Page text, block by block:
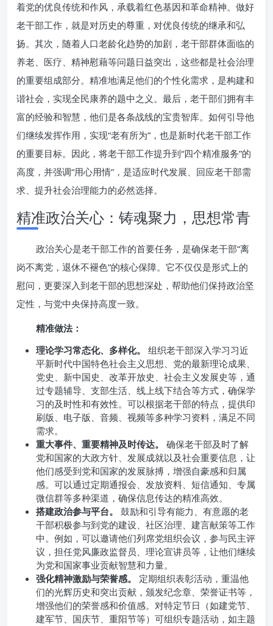
着党的优良传统和作风，承载着红色基因和革命精神。做好
老干部工作，就是对历史的尊重，对优良传统的继承和弘
扬。其次，随着人口老龄化趋势的加剧，老干部群体面临的
养老、医疗、精神慰藉等问题日益突出，这些都是社会治理
的重要组成部分。精准地满足他们的个性化需求，是构建和
谐社会，实现全民康养的题中之义。最后，老干部们拥有丰
富的经验和智慧，他们是各条战线的宝贵智库。如何引导他
们继续发挥作用，实现“老有所为”，也是新时代老干部工作
的重要目标。因此，将老干部工作提升到“四个精准服务”的
高度，并强调“用心用情”，是适应时代发展、回应老干部需
求、提升社会治理能力的必然选择。
精准政治关心：铸魂聚力，思想常青
政治关心是老干部工作的首要任务，是确保老干部“离
岗不离党，退休不褪色”的核心保障。它不仅仅是形式上的
慰问，更要深入到老干部的思想深处，帮助他们保持政治坚
定性，与党中央保持高度一致。
精准做法：
理论学习常态化、多样化。
组织老干部深入学习习近
平新时代中国特色社会主义思想、党的最新理论成果、
党史、新中国史、改革开放史、社会主义发展史等，通
过专题辅导、支部生活、线上线下结合等方式，确保学
习的及时性和有效性。可以根据老干部的特点，提供印
刷版、电子版、音频、视频等多种学习资料，满足不同
需求。
重大事件、重要精神及时传达。
确保老干部及时了解
党和国家的大政方针、发展成就以及社会重要信息，让
他们感受到党和国家的发展脉搏，增强自豪感和归属
感。可以通过定期通报会、发放资料、短信通知、专属
微信群等多种渠道，确保信息传达的精准高效。
搭建政治参与平台。
鼓励和引导有能力、有意愿的老
干部积极参与到党的建设、社区治理、建言献策等工作
中。例如，可以邀请他们列席党组织会议，参与民主评
议，担任党风廉政监督员、理论宣讲员等，让他们继续
为党和国家事业贡献智慧和力量。
强化精神激励与荣誉感。
定期组织表彰活动，重温他
们的光辉历史和突出贡献，颁发纪念章、荣誉证书等，
增强他们的荣誉感和价值感。对特定节日（如建党节、
建军节、国庆节、重阳节等）可组织专题活动，如主题